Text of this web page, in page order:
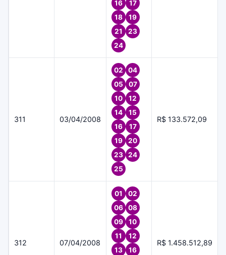
16
17
18
19
21
23
24
311 03/04/2008
02
04
05
07
10
12
14
15
16
17
19
20
23
24
25
R$ 133.572,09
312 07/04/2008
01
02
06
08
09
10
11
12
13
16
R$ 1.458.512,89